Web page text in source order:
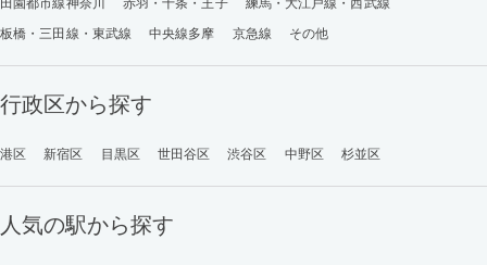
板橋・三田線・東武線
中央線多摩 京急線 その他
行政区から探す
港区 新宿区 目黒区 世田谷区 渋谷区 中野区 杉並区
人気の駅から探す